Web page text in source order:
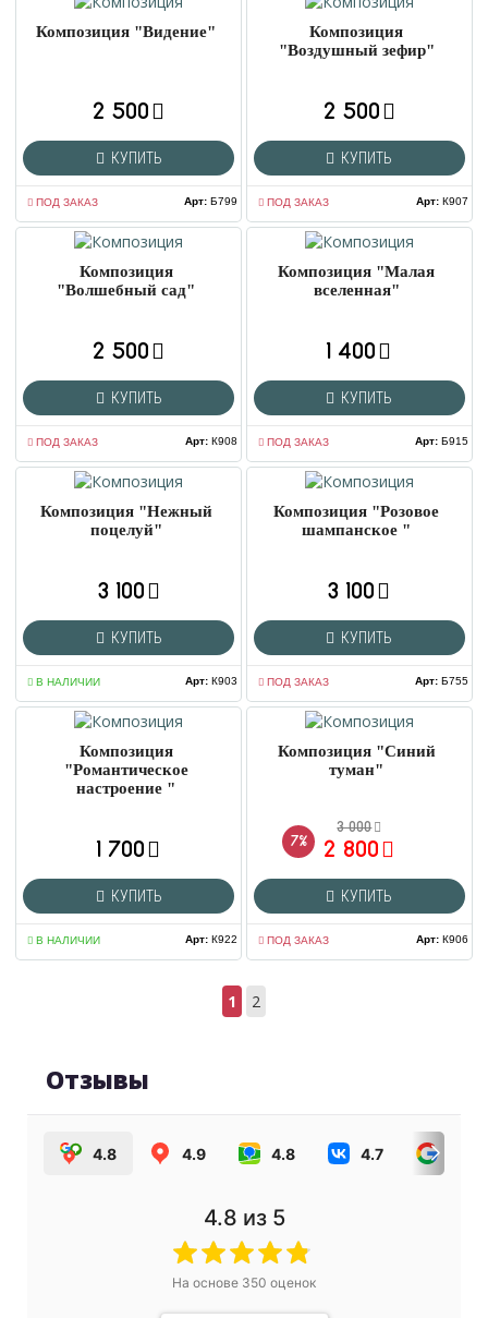
Композиция "Видение"
2 500
КУПИТЬ
ПОД ЗАКАЗ Арт:Б799
Композиция
"Воздушный зефир"
2 500
КУПИТЬ
ПОД ЗАКАЗ Арт:К907
Композиция
"Волшебный сад"
2 500
КУПИТЬ
ПОД ЗАКАЗ Арт:К908
Композиция "Малая
вселенная"
1 400
КУПИТЬ
ПОД ЗАКАЗ Арт:Б915
Композиция "Нежный
поцелуй"
3 100
КУПИТЬ
В НАЛИЧИИ Арт:К903
Композиция "Розовое
шампанское "
3 100
КУПИТЬ
ПОД ЗАКАЗ Арт:Б755
Композиция
"Романтическое
настроение "
1 700
КУПИТЬ
В НАЛИЧИИ Арт:К922
Композиция "Синий
туман"
7%
3 000
2 800
КУПИТЬ
ПОД ЗАКАЗ Арт:К906
1 2
Отзывы
4.8 4.9 4.8 4.7
4.8 из 5
На основе 350 оценок